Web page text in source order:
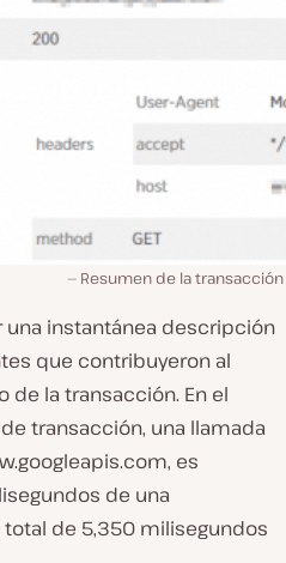
Resumen de la
instantánea descripción
que contribuyeron al
la transacción. En el
transacción, una llamada
es
de una
de 5,350 milisegundos